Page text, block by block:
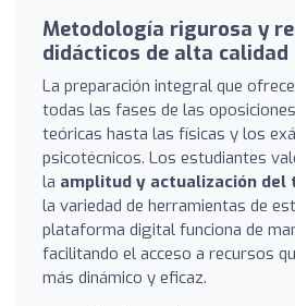
Metodología rigurosa y
didácticos de alta calidad
La preparación integral que
todas las fases de las
teóricas hasta las físicas y los
psicotécnicos. Los estudiantes
la amplitud y actualización del
la variedad de herramientas de
plataforma digital funciona de
facilitando el acceso a recursos
más dinámico y eficaz.